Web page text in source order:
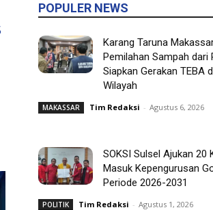
POPULER NEWS
Karang Taruna
Pemilahan Sampah dari
Siapkan Gerakan TEBA
Wilayah
MAKASSAR Tim Redaksi - Agustus 6, 2026
SOKSI Sulsel Ajukan 20
Masuk Kepengurusan
Periode 2026-2031
POLITIK Tim Redaksi - Agustus 1, 2026